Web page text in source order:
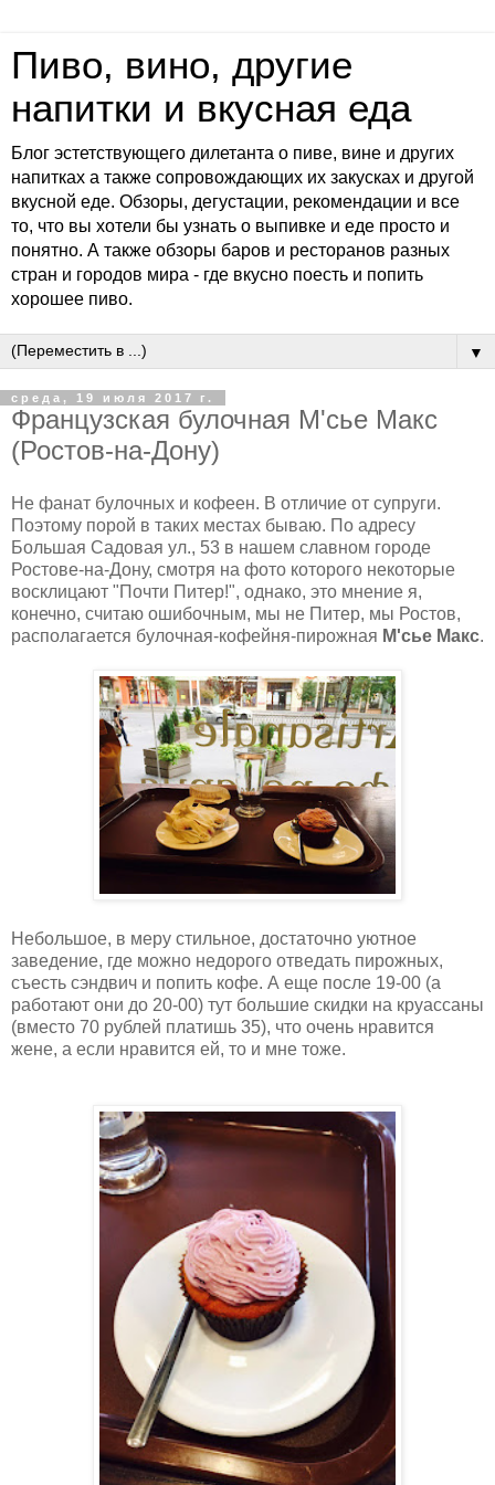
Пиво, вино, другие
напитки и вкусная еда
Блог эстетствующего дилетанта о пиве, вине и других
напитках а также сопровождающих их закусках и другой
вкусной еде. Обзоры, дегустации, рекомендации и все
то, что вы хотели бы узнать о выпивке и еде просто и
понятно. А также обзоры баров и ресторанов разных
стран и городов мира - где вкусно поесть и попить
хорошее пиво.
▼
среда, 19 июля 2017 г.
Французская булочная М'сье Макс
(Ростов-на-Дону)
Не фанат булочных и кофеен. В отличие от супруги.
Поэтому порой в таких местах бываю. По адресу
Большая Садовая ул., 53 в нашем славном городе
Ростове-на-Дону, смотря на фото которого некоторые
восклицают "Почти Питер!", однако, это мнение я,
конечно, считаю ошибочным, мы не Питер, мы Ростов,
располагается булочная-кофейня-пирожная М'сье Макс.
Небольшое, в меру стильное, достаточно уютное
заведение, где можно недорого отведать пирожных,
съесть сэндвич и попить кофе. А еще после 19-00 (а
работают они до 20-00) тут большие скидки на круассаны
(вместо 70 рублей платишь 35), что очень нравится
жене, а если нравится ей, то и мне тоже.